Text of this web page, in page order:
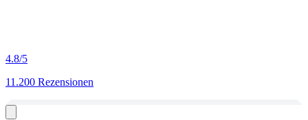
4.8/5
11.200 Rezensionen